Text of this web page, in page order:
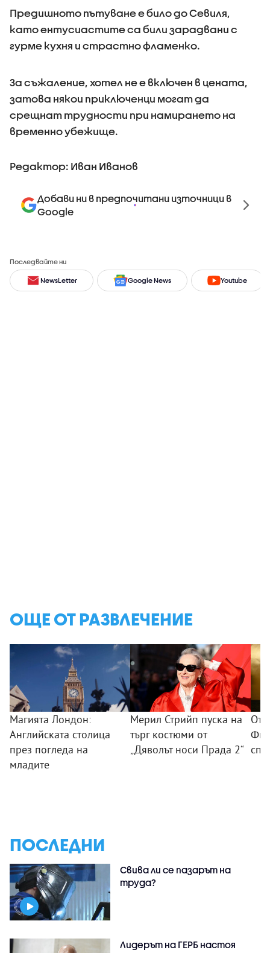
Предишното пътуване е било до Севиля,
като ентусиастите са били зарадвани с
гурме кухня и страстно фламенко.
За съжаление, хотел не е включен в цената,
затова някои приключенци могат да
срещнат трудности при намирането на
временно убежище.
Редактор: Иван Иванов
Добави ни в предпочитани източници в
Google
Последвайте ни
NewsLetter Google News Youtube
ОЩЕ ОТ РАЗВЛЕЧЕНИЕ
Магията Лондон:
Английската столица
през погледа на
младите
Мерил Стрийп пуска на
търг костюми от
„Дяволът носи Прада 2“
От
ПОСЛЕДНИ
Свива ли се пазарът на
труда?
Лидерът на ГЕРБ настоя